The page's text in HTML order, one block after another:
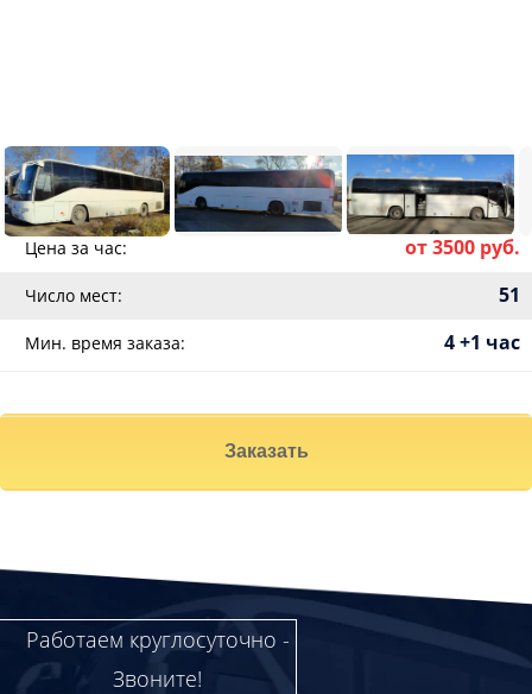
Цена за час: от 3500 руб.
Число мест: 51
Мин. время заказа: 4 +1 час
Заказать
Работаем круглосуточно -
Звоните!